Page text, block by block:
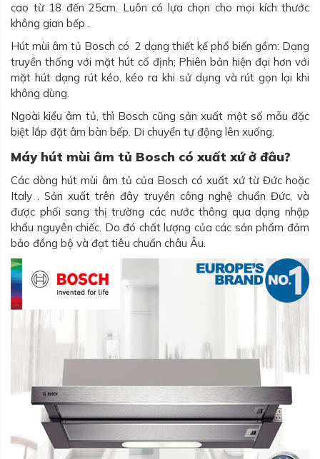
cao từ 18 đến 25cm. Luôn có lựa chọn cho mọi kích thước
không gian bếp .
Hút mùi âm tủ Bosch có 2 dạng thiết kế phổ biến gồm: Dạng
truyền thống với mặt hút cố định; Phiên bản hiện đại hơn với
mặt hút dạng rút kéo, kéo ra khi sử dụng và rút gọn lại khi
không dùng.
Ngoài kiểu âm tủ, thì Bosch cũng sản xuất một số mẫu đặc
biệt lắp đặt âm bàn bếp. Di chuyển tự động lên xuống.
Máy hút mùi âm tủ Bosch có xuất xứ ở đâu?
Các dòng hút mùi âm tủ của Bosch có xuất xứ từ Đức hoặc
Italy . Sản xuất trên đây truyền công nghệ chuẩn Đức, và
được phối sang thị trường các nước thông qua dạng nhập
khẩu nguyên chiếc. Do đó chất lượng của các sản phẩm đảm
bảo đồng bộ và đạt tiêu chuẩn châu Âu.